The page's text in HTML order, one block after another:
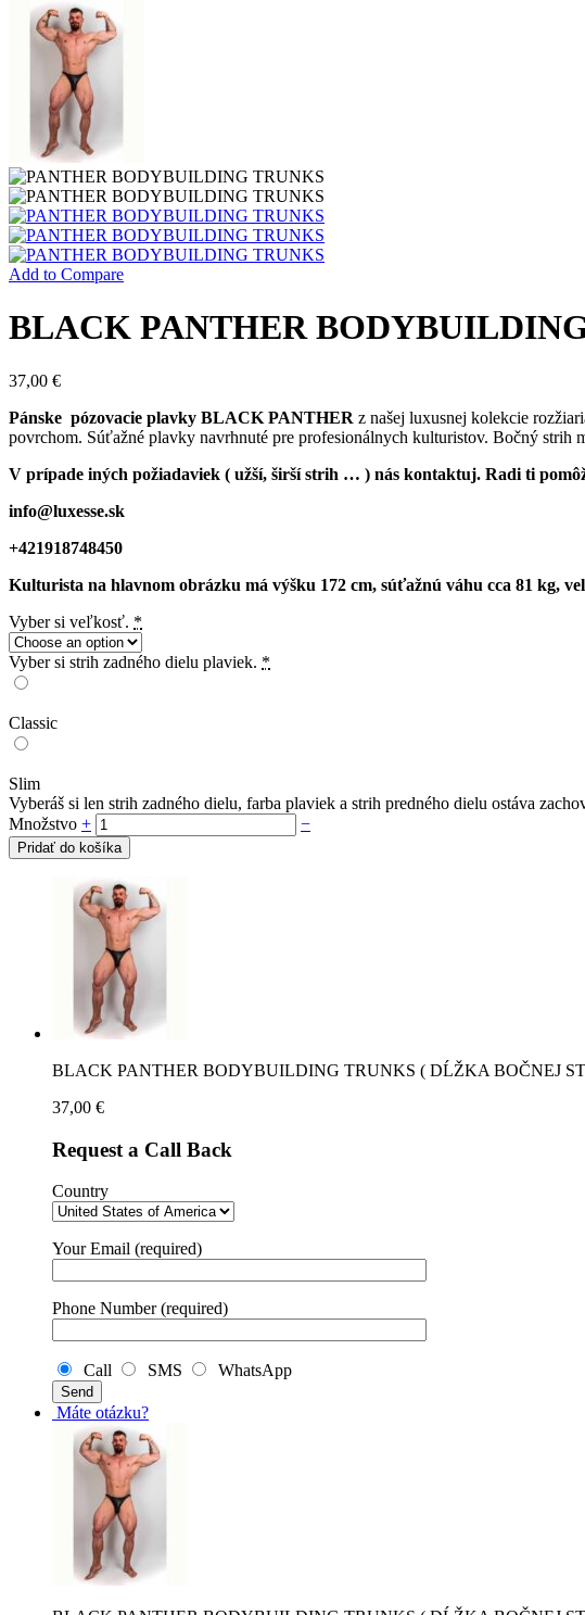
Add to Compare
BLACK PANTHER
37,00 €
Pánske pózovacie plavky BLACK PANTHER z našej luxusnej kolekcie
povrchom. Súťažné plavky navrhnuté pre profesionálnych kulturistov. Bočný strih
V prípade iných požiadaviek ( užší, širší strih … ) nás kontaktuj. Radi ti
info@luxesse.sk
+421918748450
Kulturista na hlavnom obrázku má výšku 172 cm, súťažnú váhu cca 81 kg,
Vyber si veľkosť. *
Vyber si strih zadného dielu plaviek. *
Classic
Slim
Vyberáš si len strih zadného dielu, farba plaviek a strih predného dielu ostáva
Množstvo + −
Pridať do košíka
BLACK PANTHER BODYBUILDING TRUNKS ( DĹŽKA BOČNEJ
37,00 €
Request a Call Back
Country
Your Email (required)
Phone Number (required)
Call SMS WhatsApp
Máte otázku?